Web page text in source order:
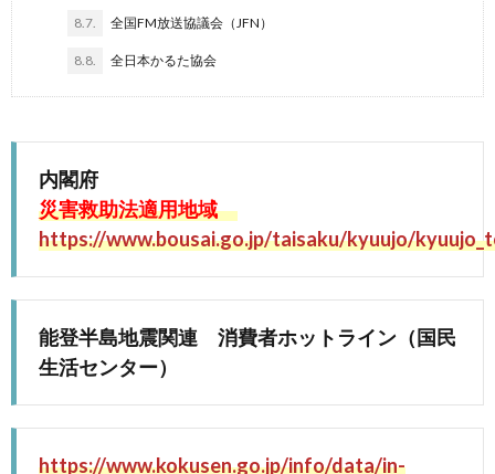
8.7. 全国FM放送協議会（JFN）
8.8. 全日本かるた協会
内閣府
災害救助法適用地域
https://www.bousai.go.jp/taisaku/kyuujo/
能登半島地震関連 消費者ホットライン（国民
生活センター）
https://www.kokusen.go.jp/info/data/in-